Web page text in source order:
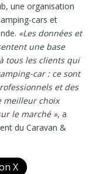
une organisation
cars et
«Les données et
une base
tous les clients qui
car : ce sont
et des
meilleur choix
le marché », a
du Caravan &
X